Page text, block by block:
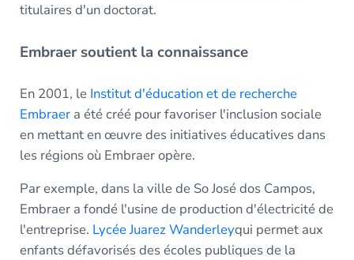
titulaires d'un doctorat.
Embraer soutient la connaissance
En 2001, le Institut d'éducation et de recherche
Embraera été créé pour favoriser l'inclusion sociale
en mettant en œuvre des initiatives éducatives dans
les régions où Embraer opère.
Par exemple, dans la ville de So José dos Campos,
Embraer a fondé l'usine de production d'électricité de
l'entreprise. Lycée Juarez Wanderleyqui permet aux
enfants défavorisés des écoles publiques de la